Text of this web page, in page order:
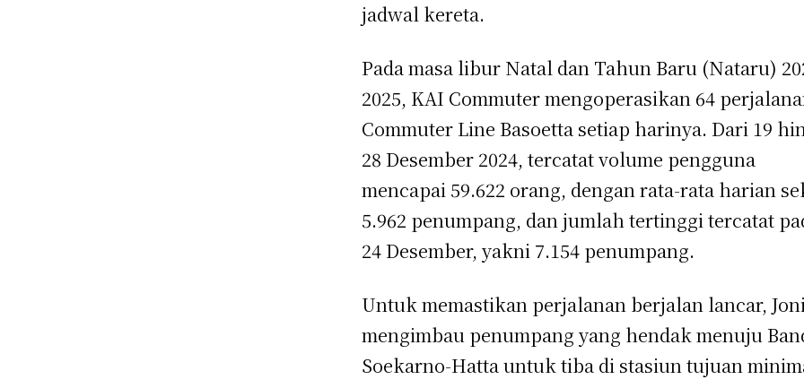
jadwal kereta.
Pada masa libur Natal dan Tahun Baru (Nataru)
2025, KAI Commuter mengoperasikan 64
Commuter Line Basoetta setiap harinya. Dari 19
28 Desember 2024, tercatat volume pengguna
mencapai 59.622 orang, dengan rata-rata harian
5.962 penumpang, dan jumlah tertinggi tercatat
24 Desember, yakni 7.154 penumpang.
Untuk memastikan perjalanan berjalan lancar,
mengimbau penumpang yang hendak menuju
Soekarno-Hatta untuk tiba di stasiun tujuan